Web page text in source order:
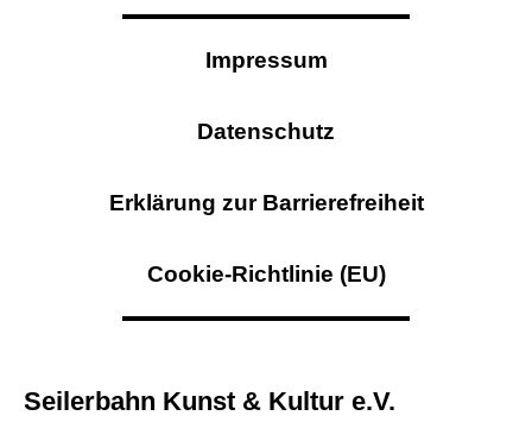
Impressum
Datenschutz
Erklärung zur Barrierefreiheit
Cookie-Richtlinie (EU)
Seilerbahn Kunst & Kultur e.V.